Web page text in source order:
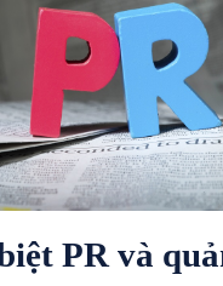
PR và